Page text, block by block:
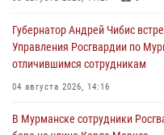
Губернатор Андрей Чибис
Управления Росгвардии по
отличившимся сотрудникам
04 августа 2026, 14:16
В Мурманске сотрудники